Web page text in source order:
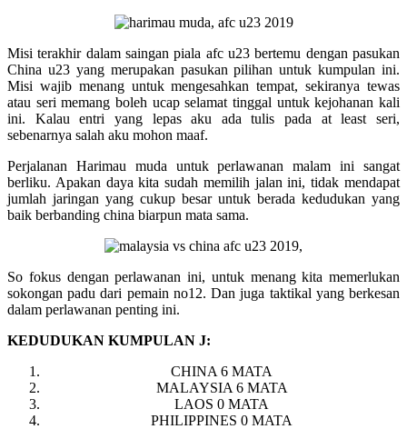
Misi terakhir dalam saingan piala afc u23 bertemu dengan pasukan
China u23 yang merupakan pasukan pilihan untuk kumpulan ini.
Misi wajib menang untuk mengesahkan tempat, sekiranya tewas
atau seri memang boleh ucap selamat tinggal untuk kejohanan kali
ini. Kalau entri yang lepas aku ada tulis pada at least seri,
sebenarnya salah aku mohon maaf.
Perjalanan Harimau muda untuk perlawanan malam ini sangat
berliku. Apakan daya kita sudah memilih jalan ini, tidak mendapat
jumlah jaringan yang cukup besar untuk berada kedudukan yang
baik berbanding china biarpun mata sama.
So fokus dengan perlawanan ini, untuk menang kita memerlukan
sokongan padu dari pemain no12. Dan juga taktikal yang berkesan
dalam perlawanan penting ini.
KEDUDUKAN KUMPULAN J:
CHINA 6 MATA
MALAYSIA 6 MATA
LAOS 0 MATA
PHILIPPINES 0 MATA